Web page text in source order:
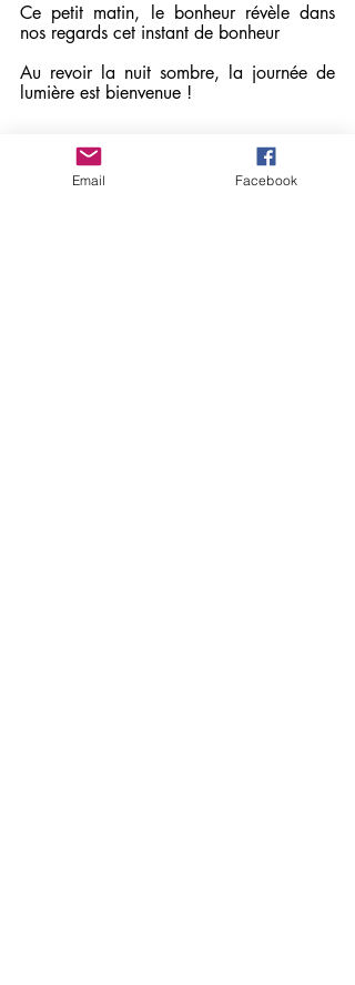
Ce petit matin, le bonheur révèle dans
nos regards cet instant de bonheur
Au revoir la nuit sombre, la journée de
lumière est bienvenue !
Mona Gamal El Dine
Email Facebook